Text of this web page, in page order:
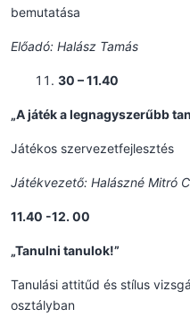
bemutatása
Előadó: Halász Tamás
30 – 11.40
„A játék a legnagyszerűbb
Játékos szervezetfejlesztés
Játékvezető: Halászné Mitró
11.40 -12. 00
„Tanulni tanulok!”
Tanulási attitűd és stílus
osztályban